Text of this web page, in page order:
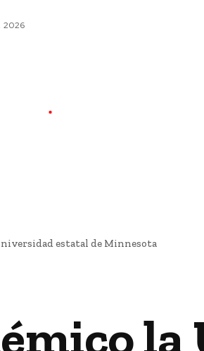
2026
estatal de Minnesota
la